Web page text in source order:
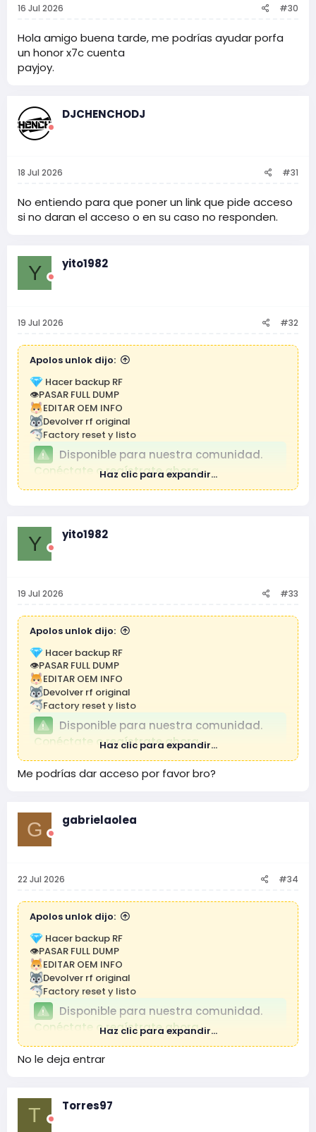
16 Jul 2026 #30
Hola amigo buena tarde, me podrías ayudar porfa
un honor x7c cuenta
payjoy.
DJCHENCHODJ
18 Jul 2026 #31
No entiendo para que poner un link que pide acceso
si no daran el acceso o en su caso no responden.
Y yito1982
19 Jul 2026 #32
Apolos unlok dijo:
Hacer backup RF
👁PASAR FULL DUMP
EDITAR OEM INFO
Devolver rf original
Factory reset y listo
Disponible para nuestra comunidad.
Conéctate o regístrate ahora.
Haz clic para expandir...
Y yito1982
19 Jul 2026 #33
Apolos unlok dijo:
Hacer backup RF
👁PASAR FULL DUMP
EDITAR OEM INFO
Devolver rf original
Factory reset y listo
Disponible para nuestra comunidad.
Conéctate o regístrate ahora.
Haz clic para expandir...
Me podrías dar acceso por favor bro?
G gabrielaolea
22 Jul 2026 #34
Apolos unlok dijo:
Hacer backup RF
👁PASAR FULL DUMP
EDITAR OEM INFO
Devolver rf original
Factory reset y listo
Disponible para nuestra comunidad.
Conéctate o regístrate ahora.
Haz clic para expandir...
No le deja entrar
T Torres97